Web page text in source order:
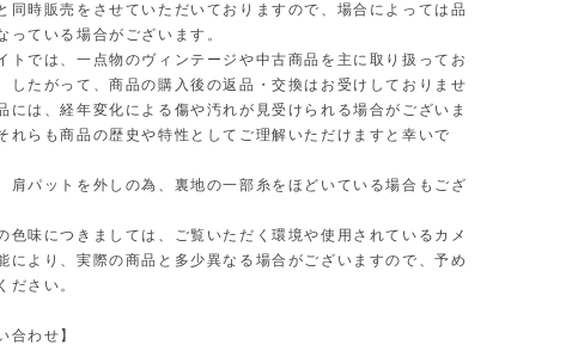
同時販売をさせていただいておりますので、場合によっては品
っている場合がございます。
トでは、一点物のヴィンテージや中古商品を主に取り扱ってお
したがって、商品の購入後の返品・交換はお受けしておりませ
には、経年変化による傷や汚れが見受けられる場合がございま
れらも商品の歴史や特性としてご理解いただけますと幸いで
肩パットを外しの為、裏地の一部糸をほどいている場合もござ
色味につきましては、ご覧いただく環境や使用されているカメ
により、実際の商品と多少異なる場合がございますので、予め
ださい。
合わせ】